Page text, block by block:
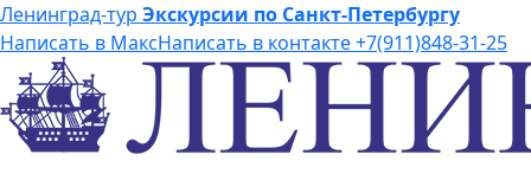
Ленинград-тур Экскурсии по Санкт-Петербургу
Написать в МаксНаписать в контакте+7(911)848-31-25